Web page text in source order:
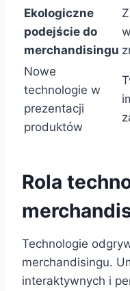
Ekologiczne
podejście do
merchandisingu
Nowe
technologie w
prezentacji
produktów
Rola
Technologie
merchandisingu.
interaktywnych i